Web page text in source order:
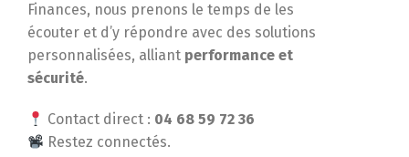
Finances, nous prenons le temps de les
écouter et d’y répondre avec des solutions
personnalisées, alliant performance et
sécurité.
Contact direct : 04 68 59 72 36
Restez connectés.